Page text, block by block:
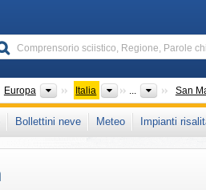
Europa Continenti
Italia Paesi
... San
sciistico è presente anche in: Dolomiti di
(Nord-est)
Alpi Orientali Meridionali
, Unione Europea
Bollettini neve Meteo Impianti